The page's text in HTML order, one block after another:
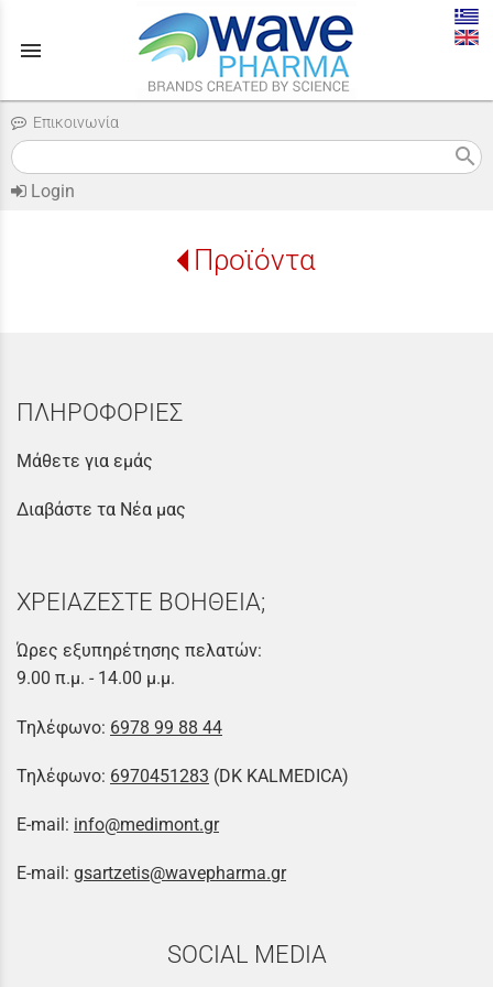
menu
Επικοινωνία
search
Login
Προϊόντα
ΠΛΗΡΟΦΟΡΙΕΣ
Μάθετε για εμάς
Διαβάστε τα Νέα μας
ΧΡΕΙΑΖΕΣΤΕ ΒΟΗΘΕΙΑ;
Ώρες εξυπηρέτησης πελατών:
9.00 π.μ. - 14.00 μ.μ.
Τηλέφωνο: 6978 99 88 44
Τηλέφωνο: 6970451283 (DK KALMEDICA)
E-mail: info@medimont.gr
E-mail: gsartzetis@wavepharma.gr
SOCIAL MEDIA